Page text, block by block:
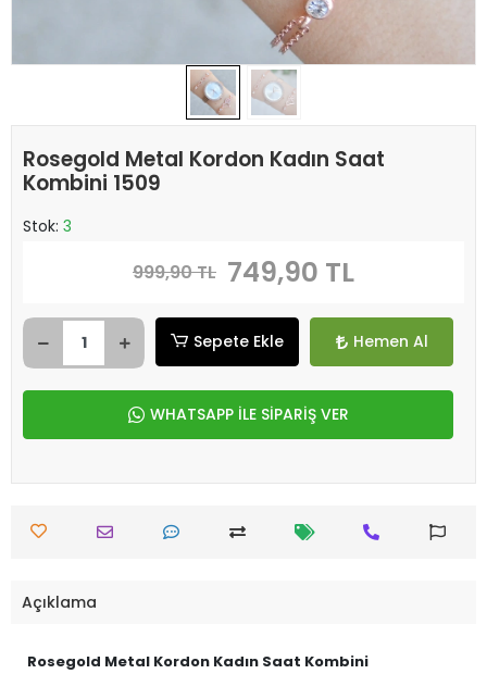
Rosegold Metal Kordon Kadın Saat
Kombini 1509
Stok: 3
999,90 TL 749,90 TL
Sepete Ekle Hemen Al
WHATSAPP İLE SİPARİŞ VER
Açıklama
Rosegold Metal Kordon Kadın Saat Kombini